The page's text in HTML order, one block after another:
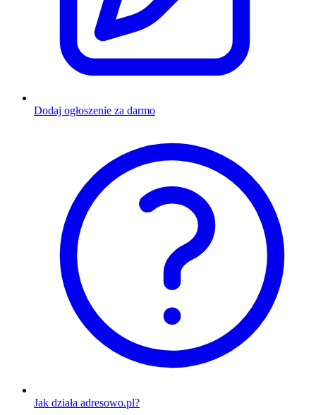
Dodaj ogłoszenie za darmo
Jak działa adresowo.pl?